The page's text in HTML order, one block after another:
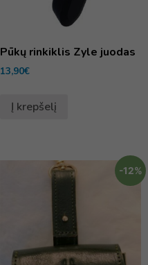
Pūkų rinkiklis Zyle juodas
13,90€
Į krepšelį
-12%